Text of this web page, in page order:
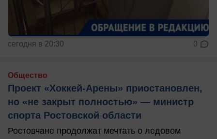
сегодня в 20:30 0
Общество
Проект «Хоккей-Арены» приостановлен,
но «не закрыт полностью» — министр
спорта Ростовской области
Ростовчане продолжат мечтать о ледовом